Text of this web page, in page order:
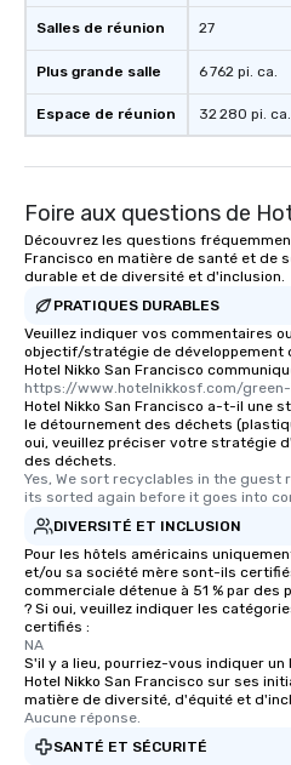
Salles de réunion
Plus grande salle
Espace de réunion
27
6 762 pi. ca.
32 280 pi. ca.
Foire aux questions de
Découvrez les questions
Francisco en matière de santé et de
durable et de diversité et d'inclusion.
PRATIQUES DURABLES
Veuillez indiquer vos commentaires
objectif/stratégie de développement
Hotel Nikko San Francisco
https://www.hotelnikkosf.com/
Hotel Nikko San Francisco a-t-il une
le détournement des déchets
oui, veuillez préciser votre stratégie
des déchets.
Yes, We sort recyclables in the guest
its sorted again before it goes into
DIVERSITÉ ET INCLUSION
Pour les hôtels américains
et/ou sa société mère sont-ils
commerciale détenue à 51 % par
? Si oui, veuillez indiquer les
certifiés :
NA
S'il y a lieu, pourriez-vous indiquer
Hotel Nikko San Francisco sur ses
matière de diversité, d'équité et
Aucune réponse.
SANTÉ ET SÉCURITÉ